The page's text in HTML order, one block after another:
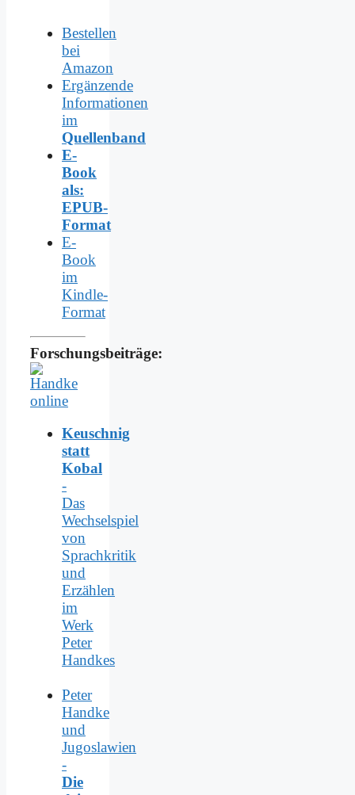
Bestellen
bei
Amazon
Ergänzende
Informationen
im
Quellenband
E-
Book
als:
EPUB-
Format
E-
Book
im
Kindle-
Format
Forschungsbeiträge:
Keuschnig
statt
Kobal
-
Das
Wechselspiel
von
Sprachkritik
und
Erzählen
im
Werk
Peter
Handkes
Peter
Handke
und
Jugoslawien
-
Die